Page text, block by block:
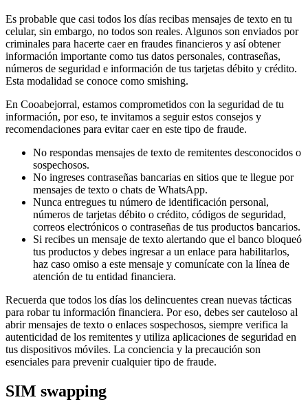
Es probable que casi todos los días recibas mensajes de texto en tu
celular, sin embargo, no todos son reales. Algunos son enviados por
criminales para hacerte caer en fraudes financieros y así obtener
información importante como tus datos personales, contraseñas,
números de seguridad e información de tus tarjetas débito y crédito.
Esta modalidad se conoce como smishing.
En Cooabejorral, estamos comprometidos con la seguridad de tu
información, por eso, te invitamos a seguir estos consejos y
recomendaciones para evitar caer en este tipo de fraude.
No respondas mensajes de texto de remitentes desconocidos o
sospechosos.
No ingreses contraseñas bancarias en sitios que te llegue por
mensajes de texto o chats de WhatsApp.
Nunca entregues tu número de identificación personal,
números de tarjetas débito o crédito, códigos de seguridad,
correos electrónicos o contraseñas de tus productos bancarios.
Si recibes un mensaje de texto alertando que el banco bloqueó
tus productos y debes ingresar a un enlace para habilitarlos,
haz caso omiso a este mensaje y comunícate con la línea de
atención de tu entidad financiera.
Recuerda que todos los días los delincuentes crean nuevas tácticas
para robar tu información financiera. Por eso, debes ser cauteloso al
abrir mensajes de texto o enlaces sospechosos, siempre verifica la
autenticidad de los remitentes y utiliza aplicaciones de seguridad en
tus dispositivos móviles. La conciencia y la precaución son
esenciales para prevenir cualquier tipo de fraude.
SIM swapping